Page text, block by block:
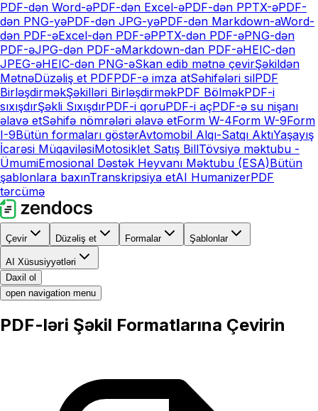
PDF-dən Word-əPDF-dən Excel-əPDF-dən PPTX-əPDF-
dən PNG-yəPDF-dən JPG-yəPDF-dən Markdown-aWord-
dən PDF-əExcel-dən PDF-əPPTX-dən PDF-əPNG-dən
PDF-əJPG-dən PDF-əMarkdown-dan PDF-əHEIC-dən
JPEG-əHEIC-dən PNG-əSkan edib mətnə çevirŞəkildən
MətnəDüzəliş et PDFPDF-ə imza atSəhifələri silPDF
BirləşdirməkŞəkilləri BirləşdirməkPDF BölməkPDF-i
sıxışdırŞəkli SıxışdırPDF-i qoruPDF-i açPDF-ə su nişanı
əlavə etSəhifə nömrələri əlavə etForm W-4Form W-9Form
I-9Bütün formaları göstərAvtomobil Alqı-Satqı AktıYaşayış
İcarəsi MüqaviləsiMotosiklet Satış BillTövsiyə məktubu -
ÜmumiEmosional Dəstək Heyvanı Məktubu (ESA)Bütün
şablonlara baxınTranskripsiya etAI HumanizerPDF
tərcümə
Çevir Düzəliş et Formalar Şablonlar
AI Xüsusiyyətləri
Daxil ol
open navigation menu
PDF-ləri Şəkil Formatlarına Çevirin